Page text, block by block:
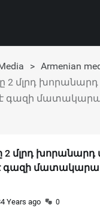
> Armenian
2 մլրդ խորանարդ
է գազի
մլրդ խորանարդ
գազի
Years ago 0